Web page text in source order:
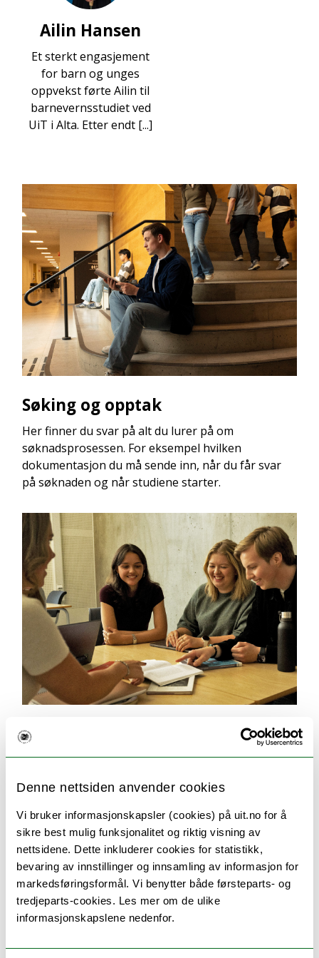
Denne nettsiden anvender cookies
Vi bruker informasjonskapsler (cookies) på uit.no for å
sikre best mulig funksjonalitet og riktig visning av
nettsidene. Dette inkluderer cookies for statistikk,
bevaring av innstillinger og innsamling av informasjon for
markedsføringsformål. Vi benytter både førsteparts- og
tredjeparts-cookies. Les mer om de ulike
informasjonskapslene nedenfor.
Ailin Hansen
Et sterkt engasjement
for barn og unges
oppvekst førte Ailin til
barnevernsstudiet ved
UiT i Alta. Etter endt [...]
Søking og opptak
Her finner du svar på alt du lurer på om
søknadsprosessen. For eksempel hvilken
dokumentasjon du må sende inn, når du får svar
på søknaden og når studiene starter.
Seks gode grunner til å velge UiT
Populære og unike studier, en rekke
studentmiljø, kort vei til storslått natur og
kulturopplevelser – det er noe av det som gjør UiT
til et godt sted å være student.
ANDRE STUDIER DU KANSKJE VIL LIKE